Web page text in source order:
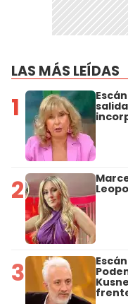
LAS MÁS LEÍDAS
1
2
3